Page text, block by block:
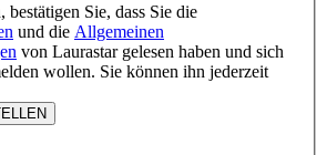
Sie, dass Sie die
und die Allgemeinen
von Laurastar gelesen haben und sich
wollen. Sie können ihn jederzeit